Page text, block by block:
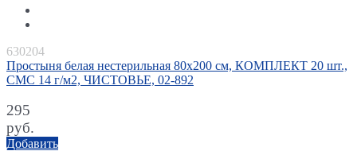
630204
Простыня белая нестерильная 80х200 см, КОМПЛЕКТ 20 шт.,
СМС 14 г/м2, ЧИСТОВЬЕ, 02-892
295
руб.
Добавить